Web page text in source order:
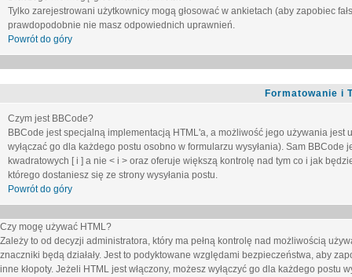
Tylko zarejestrowani użytkownicy mogą głosować w ankietach (aby zapobiec
prawdopodobnie nie masz odpowiednich uprawnień.
Powrót do góry
Formatowanie i
Czym jest BBCode?
BBCode jest specjalną implementacją HTML'a, a możliwość jego używania
wyłączać go dla każdego postu osobno w formularzu wysyłania). Sam
kwadratowych [ i ] a nie < i > oraz oferuje większą kontrolę nad tym co i jak
którego dostaniesz się ze strony wysyłania postu.
Powrót do góry
Czy mogę używać HTML?
Zależy to od decyzji administratora, który ma pełną kontrolę nad możliwością
znaczniki będą działały. Jest to podyktowane względami bezpieczeństwa, aby
inne kłopoty. Jeżeli HTML jest włączony, możesz wyłączyć go dla każdego